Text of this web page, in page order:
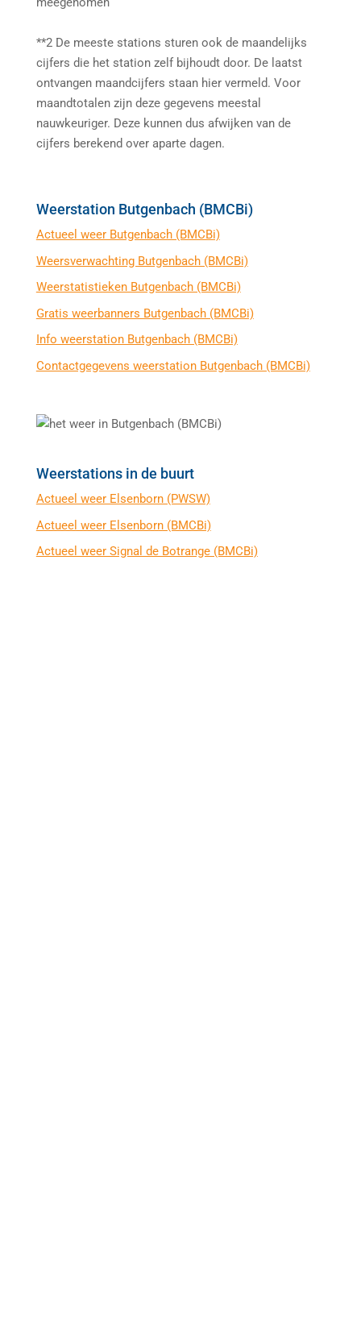
**2 De meeste stations sturen ook de maandelijks
cijfers die het station zelf bijhoudt door. De laatst
ontvangen maandcijfers staan hier vermeld. Voor
maandtotalen zijn deze gegevens meestal
nauwkeuriger. Deze kunnen dus afwijken van de
cijfers berekend over aparte dagen.
Weerstation Butgenbach (BMCBi)
Actueel weer Butgenbach (BMCBi)
Weersverwachting Butgenbach (BMCBi)
Weerstatistieken Butgenbach (BMCBi)
Gratis weerbanners Butgenbach (BMCBi)
Info weerstation Butgenbach (BMCBi)
Contactgegevens weerstation Butgenbach (BMCBi)
Weerstations in de buurt
Actueel weer Elsenborn (PWSW)
Actueel weer Elsenborn (BMCBi)
Actueel weer Signal de Botrange (BMCBi)